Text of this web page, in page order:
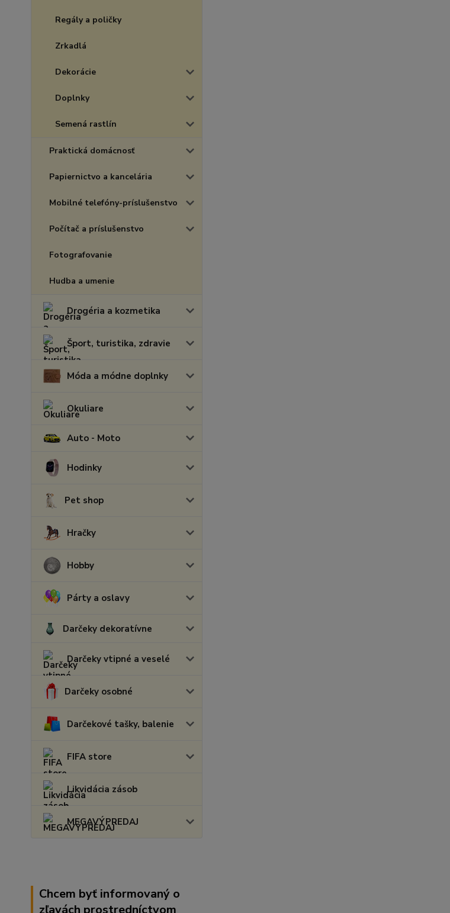
Regály a poličky
Zrkadlá
Dekorácie
Doplnky
Semená rastlín
Praktická domácnosť
Papiernictvo a kancelária
Mobilné telefóny-príslušenstvo
Počítač a príslušenstvo
Fotografovanie
Hudba a umenie
Drogéria a kozmetika
Šport, turistika, zdravie
Móda a módne doplnky
Okuliare
Auto - Moto
Hodinky
Pet shop
Hračky
Hobby
Párty a oslavy
Darčeky dekoratívne
Darčeky vtipné a veselé
Darčeky osobné
Darčekové tašky, balenie
FIFA store
Likvidácia zásob
MEGAVÝPREDAJ
Chcem byť informovaný o
zľavách prostredníctvom